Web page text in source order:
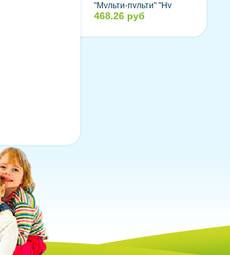
"Мульти-пульти" "Ну
погоди" озвученный,
468.26 руб